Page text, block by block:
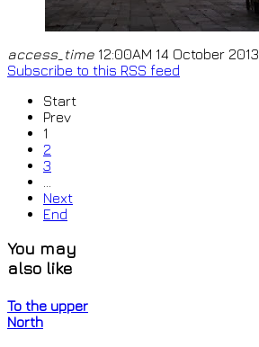
access_time 12:00AM 14 October 2013
Subscribe to this RSS feed
Start
Prev
1
2
3
Next
End
You may
also like
To the upper
North